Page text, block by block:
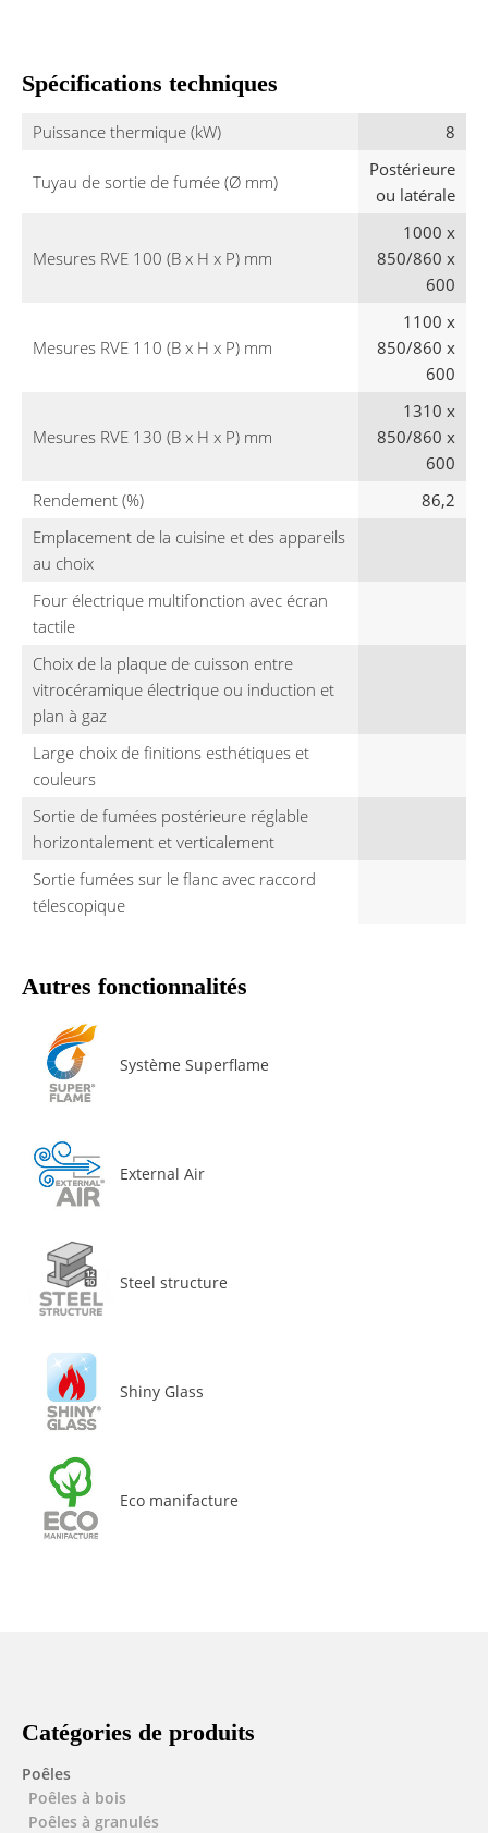
Spécifications techniques
Puissance thermique (kW) 8
Tuyau de sortie de fumée (Ø mm)
Postérieure
ou latérale
Mesures RVE 100 (B x H x P) mm
1000 x
850/860 x
600
Mesures RVE 110 (B x H x P) mm
1100 x
850/860 x
600
Mesures RVE 130 (B x H x P) mm
1310 x
850/860 x
600
Rendement (%)
86,2
Emplacement de la cuisine et des appareils
au choix
Four électrique multifonction avec écran
tactile
Choix de la plaque de cuisson entre
vitrocéramique électrique ou induction et
plan à gaz
Large choix de finitions esthétiques et
couleurs
Sortie de fumées postérieure réglable
horizontalement et verticalement
Sortie fumées sur le flanc avec raccord
télescopique
Autres fonctionnalités
Système Superflame
External Air
Steel structure
Shiny Glass
Eco manifacture
Catégories de produits
Poêles
Poêles à bois
Poêles à granulés